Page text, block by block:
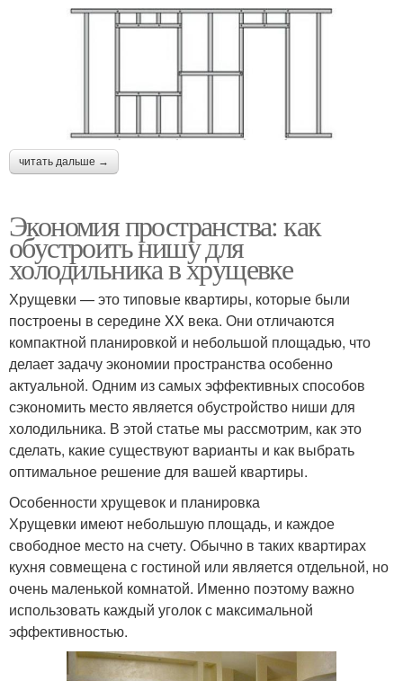
читать дальше →
Экономия пространства: как
обустроить нишу для
холодильника в хрущевке
Хрущевки — это типовые квартиры, которые были
построены в середине XX века. Они отличаются
компактной планировкой и небольшой площадью, что
делает задачу экономии пространства особенно
актуальной. Одним из самых эффективных способов
сэкономить место является обустройство ниши для
холодильника. В этой статье мы рассмотрим, как это
сделать, какие существуют варианты и как выбрать
оптимальное решение для вашей квартиры.
Особенности хрущевок и планировка
Хрущевки имеют небольшую площадь, и каждое
свободное место на счету. Обычно в таких квартирах
кухня совмещена с гостиной или является отдельной, но
очень маленькой комнатой. Именно поэтому важно
использовать каждый уголок с максимальной
эффективностью.